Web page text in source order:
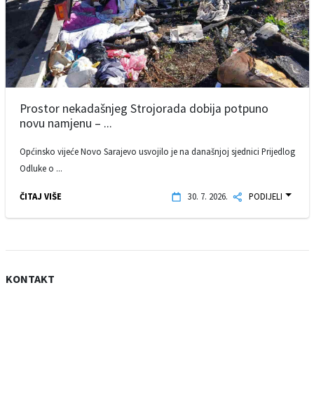
Prostor nekadašnjeg Strojorada dobija potpuno
novu namjenu – ...
Općinsko vijeće Novo Sarajevo usvojilo je na današnjoj sjednici Prijedlog
Odluke o ...
ČITAJ VIŠE 30. 7. 2026. PODIJELI
KONTAKT